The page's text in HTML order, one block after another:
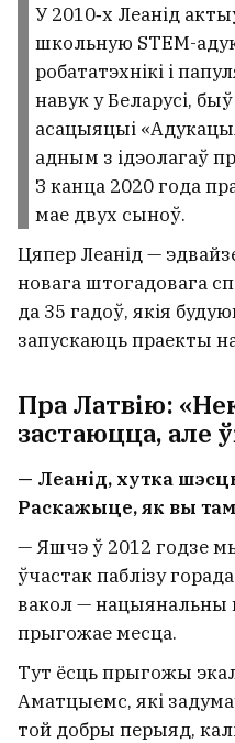
У 2010‑х Леанід
школьную STEM-
робататэхнікі і
навук у Беларусі,
асацыяцыі
адным з ідэолагаў
З канца 2020 года
мае двух сыноў.
Цяпер Леанід —
новага штогадовага
да 35 гадоў, якія
запускаюць праекты
Пра Латвію:
застаюцца, але
— Леанід, хутка
Раскажыце, як вы
— Яшчэ ў 2012 годзе
ўчастак паблізу
вакол — нацыянальны
прыгожае месца.
Тут ёсць прыгожы
Аматцыемс, які
той добры перыяд,